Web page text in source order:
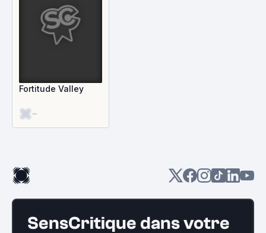
Fortitude Valley
-
SensCritique dans votre